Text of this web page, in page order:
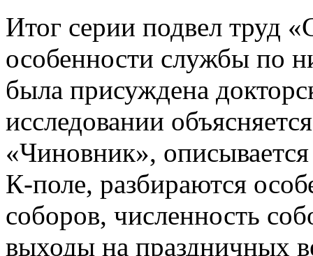
Итог серии подвел труд
особенности службы по
была присуждена
исследовании
«Чиновник»,
К-поле, разбираются
соборов, численность
выходы на праздничных